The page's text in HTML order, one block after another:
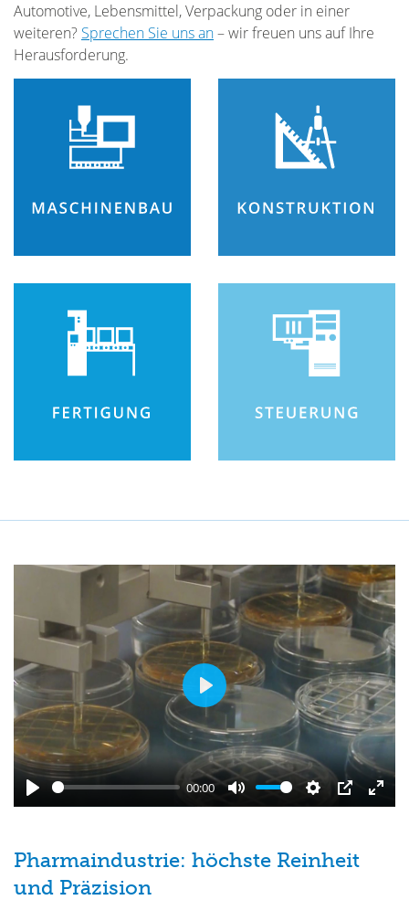
Automotive, Lebensmittel, Verpackung oder in einer
weiteren? Sprechen Sie uns an– wir freuen uns auf Ihre
Herausforderung.
Play
00:00
Ton
Einstellungen
PIP
Play
Pharmaindustrie: höchste Reinheit
und Präzision